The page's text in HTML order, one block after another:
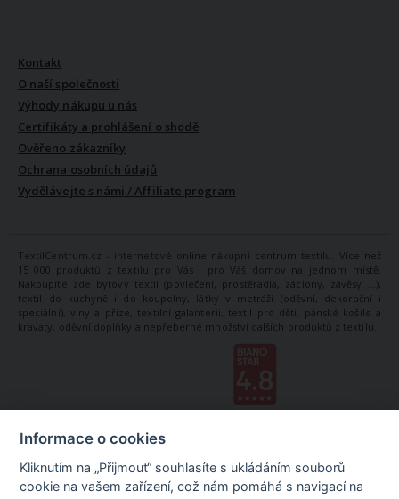
Kontakt
O naší společnosti
Výhody nákupu u nás
Certifikáty a prohlášení o shodě
Ověřeno zákazníky
Ochrana osobních údajů
Vydělávejte s námi / Affiliate program
TextilCentrum.cz - internetové online nákupní centrum textilu. Více než
15 000 produktů z textilu pro Vás i pro Váš domov na jednom místě.
Nakoupíte zde bytový textil (povlečení, prostěradla, záclony, závěsy ...),
textil do kuchyně i do koupelny, látky v metráži (oděvní, dekorační i
speciální), vlny a příze, textilní galanterii, textil pro děti, pánské košile a
kravaty, oděvní doplňky a nepřeberné množství dalších produktů z textilu.
Informace o cookies
Kliknutím na „Přijmout“ souhlasíte s ukládáním souborů
cookie na vašem zařízení, což nám pomáhá s navigací na